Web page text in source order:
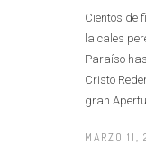
Cientos de
laicales
Paraíso
Cristo
gran
MARZO